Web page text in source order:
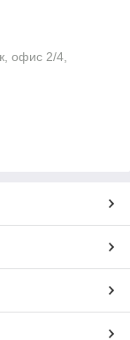
офис 2/4,